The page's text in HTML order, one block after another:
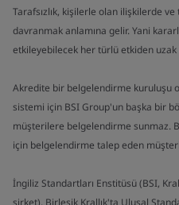
Tarafsızlık, kişilerle olan ilişkilerde
davranmak anlamına gelir. Yani
etkileyebilecek her türlü etkiden uzak
Akredite bir belgelendirme kuruluşu
sistemi için BSI Group'un başka bir
müşterilere belgelendirme sunmaz.
için belgelendirme talep eden
İngiliz Standartları Enstitüsü (BSI,
şirket), Birleşik Krallık'ta Ulusal